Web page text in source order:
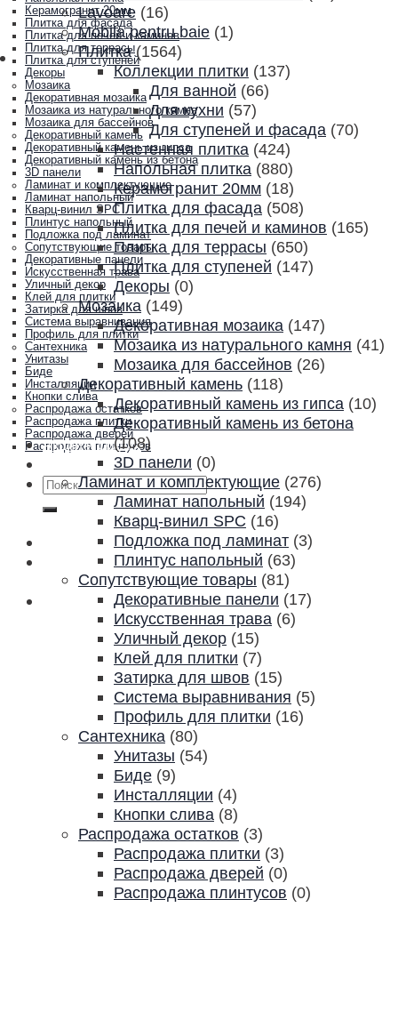
Керамогранит 20мм
Плитка для фасада
Плитка для печей и каминов
Плитка для террасы
Плитка для ступеней
Декоры
Мозаика
Декоративная мозаика
Мозаика из натурального камня
Мозаика для бассейнов
Декоративный камень
Декоративный камень из гипса
Декоративный камень из бетона
3D панели
Ламинат и комплектующие
Ламинат напольный
Кварц-винил SPC
Плинтус напольный
Подложка под ламинат
Сопутствующие товары
Декоративные панели
Искусственная трава
Уличный декор
Клей для плитки
Затирка для швов
Система выравнивания
Профиль для плитки
Сантехника
Унитазы
Биде
Инсталляции
Кнопки слива
Распродажа остатков
Распродажа плитки
Распродажа дверей
Распродажа плинтусов
Акции и скидки
Контакты
Искать:
Lavoare (16)
Mobila pentru baie (1)
Плитка (1564)
Коллекции плитки (137)
Для ванной (66)
Для кухни (57)
Для ступеней и фасада (70)
Настенная плитка (424)
Напольная плитка (880)
Керамогранит 20мм (18)
Плитка для фасада (508)
Плитка для печей и каминов (165)
Плитка для террасы (650)
Плитка для ступеней (147)
Декоры (0)
Мозаика (149)
Декоративная мозаика (147)
Мозаика из натурального камня (41)
Мозаика для бассейнов (26)
Декоративный камень (118)
Декоративный камень из гипса (10)
Декоративный камень из бетона
(108)
3D панели (0)
Ламинат и комплектующие (276)
Ламинат напольный (194)
Кварц-винил SPC (16)
Подложка под ламинат (3)
Плинтус напольный (63)
Сопутствующие товары (81)
Декоративные панели (17)
Искусственная трава (6)
Уличный декор (15)
Клей для плитки (7)
Затирка для швов (15)
Система выравнивания (5)
Профиль для плитки (16)
Сантехника (80)
Унитазы (54)
Биде (9)
Инсталляции (4)
Кнопки слива (8)
Распродажа остатков (3)
Распродажа плитки (3)
Распродажа дверей (0)
Распродажа плинтусов (0)